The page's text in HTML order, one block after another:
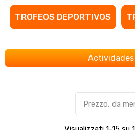
TROFEOS DEPORTIVOS
Actividades
Prezzo, da